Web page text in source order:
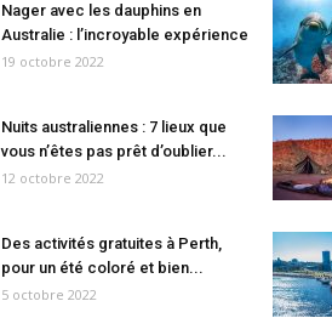
Nager avec les dauphins en
Australie : l’incroyable expérience
19 octobre 2022
Nuits australiennes : 7 lieux que
vous n’êtes pas prêt d’oublier...
12 octobre 2022
Des activités gratuites à Perth,
pour un été coloré et bien...
5 octobre 2022